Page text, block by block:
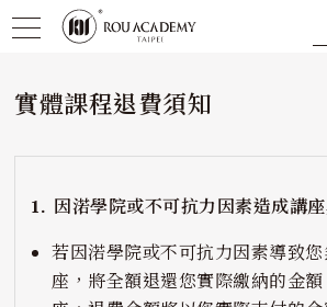
實體課程退費須知
1. 因渃學院或不可抗力因素造成講座
若因渃學院或不可抗力因素導致
座，將全額退還您實際繳納的金